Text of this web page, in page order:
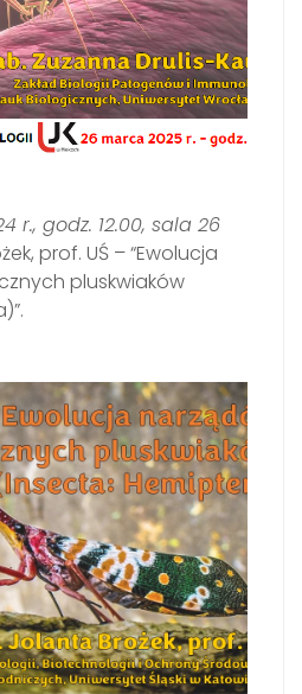
r., godz. 12.00, sala 26
prof. UŚ – “Ewolucja
pluskwiaków